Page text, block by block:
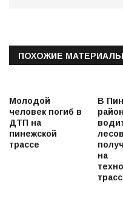
ПОХОЖИЕ МАТЕРИАЛЫ
Молодой
человек погиб в
ДТП на
пинежской
трассе
В
на